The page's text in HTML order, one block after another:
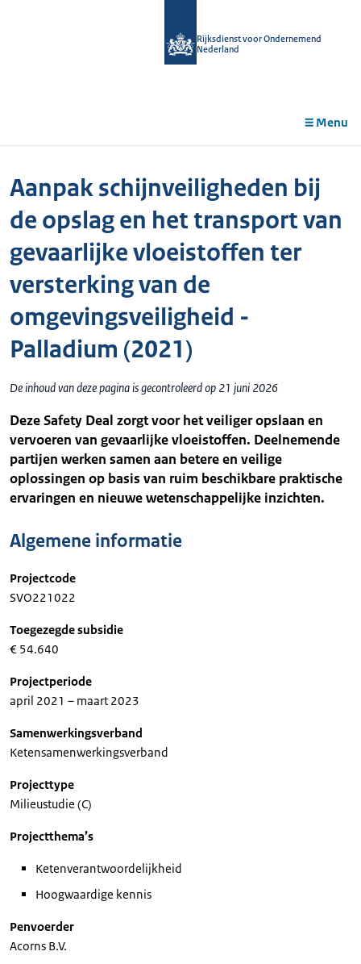
Rijksdienst voor Ondernemend
Nederland
Menu
Aanpak schijnveiligheden bij
de opslag en het transport van
gevaarlijke vloeistoffen ter
versterking van de
omgevingsveiligheid -
Palladium (2021)
De inhoud van deze pagina is gecontroleerd op 21 juni 2026
Deze Safety Deal zorgt voor het veiliger opslaan en
vervoeren van gevaarlijke vloeistoffen. Deelnemende
partijen werken samen aan betere en veilige
oplossingen op basis van ruim beschikbare praktische
ervaringen en nieuwe wetenschappelijke inzichten.
Algemene informatie
Projectcode
SVO221022
Toegezegde subsidie
€ 54.640
Projectperiode
april 2021 – maart 2023
Samenwerkingsverband
Ketensamenwerkingsverband
Projecttype
Milieustudie (C)
Projectthema’s
Ketenverantwoordelijkheid
Hoogwaardige kennis
Penvoerder
Acorns B.V.